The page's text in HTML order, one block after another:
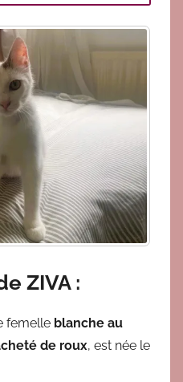
ZIVA :
femelle blanche au
de roux, est née le